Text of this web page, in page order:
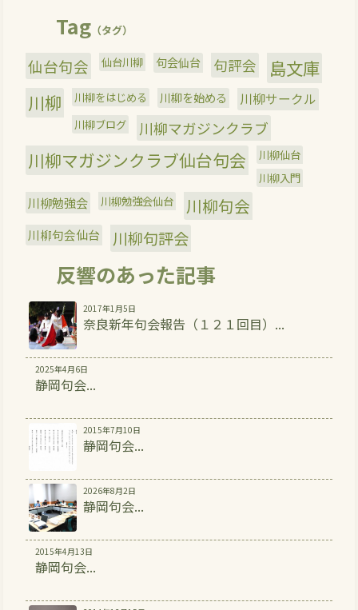
Tag（タグ）
仙台句会 仙台川柳 句会仙台 句評会 島文庫
川柳 川柳をはじめる 川柳を始める 川柳サークル
川柳ブログ 川柳マガジンクラブ
川柳マガジンクラブ仙台句会
川柳仙台
川柳入門
川柳勉強会 川柳勉強会仙台 川柳句会
川柳句会仙台 川柳句評会
反響のあった記事
2017年1月5日
奈良新年句会報告（１２１回目）...
2025年4月6日
静岡句会...
2015年7月10日
静岡句会...
2026年8月2日
静岡句会...
2015年4月13日
静岡句会...